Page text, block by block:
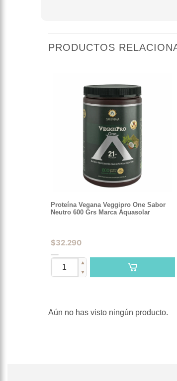
PRODUCTOS
Proteína Vegana Veggipro One Sabor
Neutro 600 Grs Marca Aquasolar
$32.290
▲
▼
Aún no has visto ningún producto.